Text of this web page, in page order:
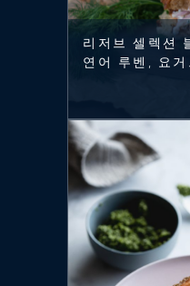
리저브 셀렉션
연어 루벤, 요